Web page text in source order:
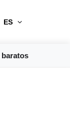
ES
baratos